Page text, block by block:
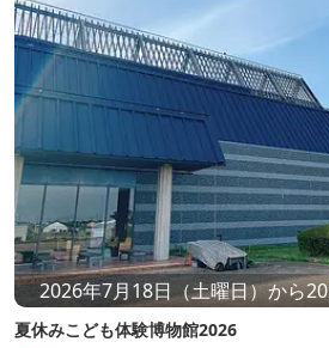
2026年7月18日（土曜日）から
日）まで 9時 から 17時 まで（
夏休みこども体験博物館2026